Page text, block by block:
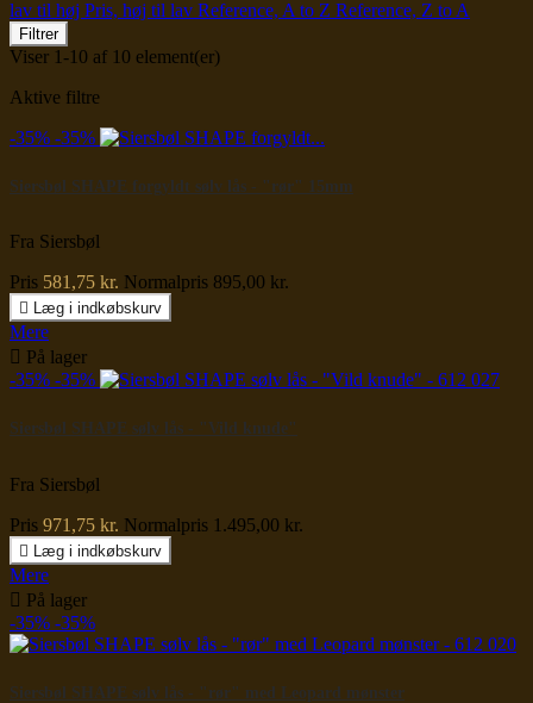
lav til høj Pris, høj til lav Reference, A to Z Reference, Z to A
Filtrer
Viser 1-10 af 10 element(er)
Aktive filtre
-35% -35%
Siersbøl SHAPE forgyldt sølv lås - "rør" 15mm
Fra Siersbøl
Pris 581,75 kr. Normalpris 895,00 kr.
 Læg i indkøbskurv
Mere
 På lager
-35% -35%
Siersbøl SHAPE sølv lås - "Vild knude"
Fra Siersbøl
Pris 971,75 kr. Normalpris 1.495,00 kr.
 Læg i indkøbskurv
Mere
 På lager
-35% -35%
Siersbøl SHAPE sølv lås - "rør" med Leopard mønster